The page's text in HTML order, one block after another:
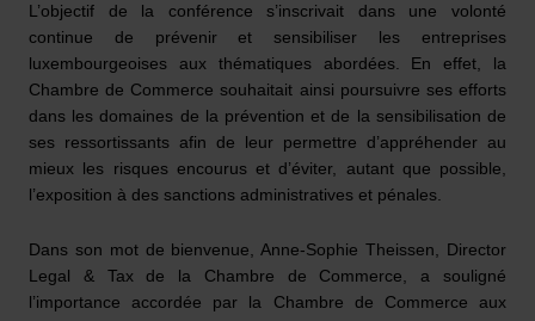
L’objectif de la conférence s’inscrivait dans une volonté
continue de prévenir et sensibiliser les entreprises
luxembourgeoises aux thématiques abordées. En effet, la
Chambre de Commerce souhaitait ainsi poursuivre ses efforts
dans les domaines de la prévention et de la sensibilisation de
ses ressortissants afin de leur permettre d’appréhender au
mieux les risques encourus et d’éviter, autant que possible,
l’exposition à des sanctions administratives et pénales.
Dans son mot de bienvenue, Anne-Sophie Theissen, Director
Legal & Tax de la Chambre de Commerce, a souligné
l’importance accordée par la Chambre de Commerce aux